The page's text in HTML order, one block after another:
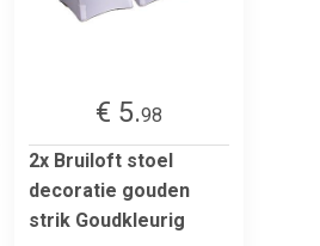
€ 5.98
2x Bruiloft stoel
decoratie gouden
strik Goudkleurig